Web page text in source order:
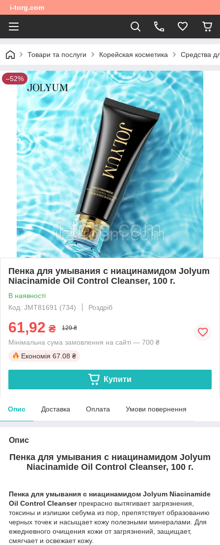
i-torg.com
Товари та послуги Корейская косметика Средства
–52%
Пенка для умывания с ниацинамидом Jolyum
Niacinamide Oil Control Cleanser, 100 г.
В наявності
Код: JMT81691 (734)
Роздріб
61,92 ₴ 129 ₴
Мінімальна сума замовлення на сайті — 700 ₴
Економія 67.08 ₴
Купити
Опис Доставка Оплата Умови повернення
Опис
Пенка для умывания с ниацинамидом Jolyum
Niacinamide Oil Control Cleanser, 100 г.
Пенка для умывания с ниацинамидом Jolyum Niacinamide
Oil Control Cleanser прекрасно вытягивает загрязнения,
токсины и излишки себума из пор, препятствует образованию
черных точек и насыщает кожу полезными минералами. Для
ежедневного очищения кожи от загрязнений, защищает,
смягчает и освежает кожу.